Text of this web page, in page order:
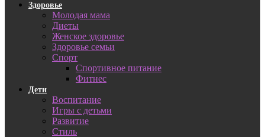
Здоровье
Молодая мама
Диеты
Женское здоровье
Здоровье семьи
Спорт
Спортивное питание
Фитнес
Дети
Воспитание
Игры с детьми
Развитие
Стиль